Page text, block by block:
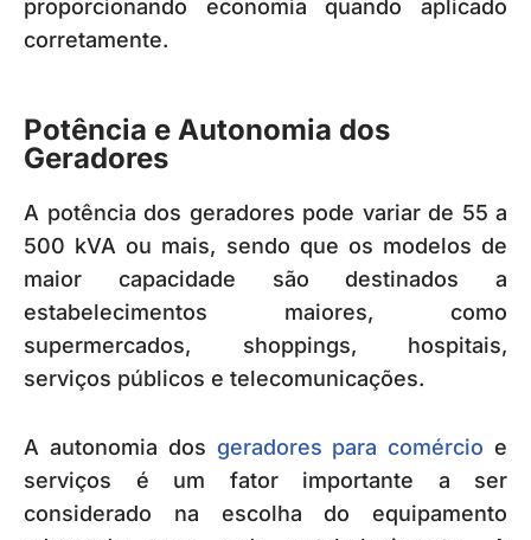
proporcionando economia quando aplicado
corretamente.
Potência e Autonomia dos
Geradores
A potência dos geradores pode variar de 55 a
500 kVA ou mais, sendo que os modelos de
maior capacidade são destinados a
estabelecimentos maiores, como
supermercados, shoppings, hospitais,
serviços públicos e telecomunicações.
A autonomia dos geradores para comércio e
serviços é um fator importante a ser
considerado na escolha do equipamento